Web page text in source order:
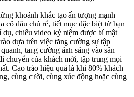
khoảnh khắc tạo ấn tượng mạnh
cô dâu chú rể, tiết mục đặc biệt từ bạn
chiếu video kỷ niệm được bí mật
dựa trên việc tăng cường sự tập
tăng cường ánh sáng vào sân
chuyển của khách mời, tập trung mọi
Cao trào hiệu quả là khi 80% khách
cùng cười, cùng xúc động hoặc cùng